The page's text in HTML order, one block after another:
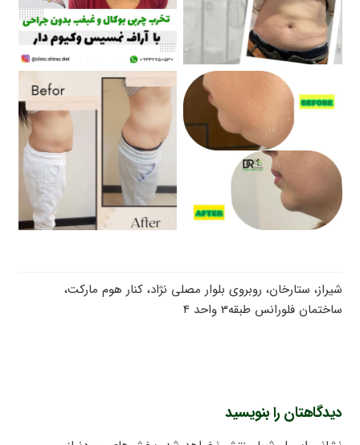
شیراز، ستارخان، روبروی بلوار مصلی نژاد، کنار هوم مارکت،
ساختمان فلورانس طبقه3 واحد 4
دیدگاهتان را بنویسید